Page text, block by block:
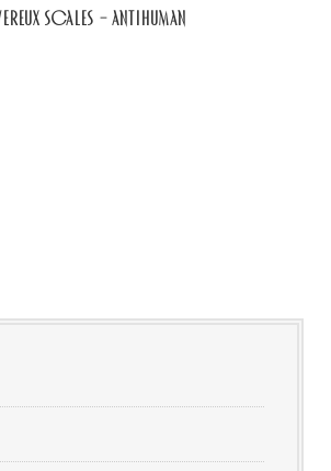
Scales – Antihuman